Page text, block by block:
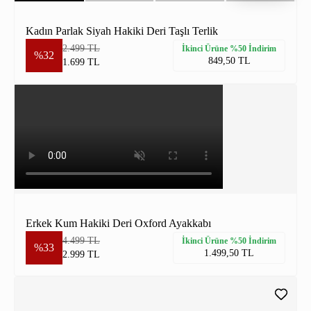
Kadın Parlak Siyah Hakiki Deri Taşlı Terlik
%32
2.499 TL
1.699 TL
İkinci Ürüne %50 İndirim
849,50 TL
Erkek Kum Hakiki Deri Oxford Ayakkabı
%33
4.499 TL
2.999 TL
İkinci Ürüne %50 İndirim
1.499,50 TL